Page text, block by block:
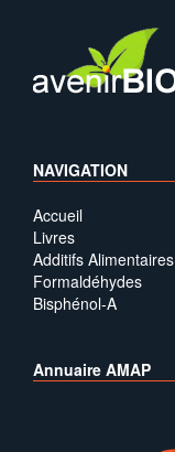
NAVIGATION
Accueil
Livres
Additifs Alimentaires
Formaldéhydes
Bisphénol-A
Annuaire AMAP